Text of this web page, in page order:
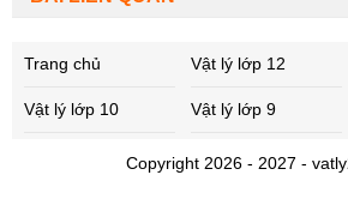
Trang chủ Vật lý lớp 12
Vật lý lớp 10 Vật lý lớp 9
Copyright 2026 - 2027 -